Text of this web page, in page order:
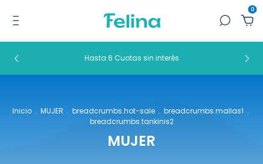
0
Hasta 6 Cuotas sin interés
Inicio . MUJER . breadcrumbs.hot-sale . breadcrumbs.mallas1 .
breadcrumbs.tankinis2
MUJER